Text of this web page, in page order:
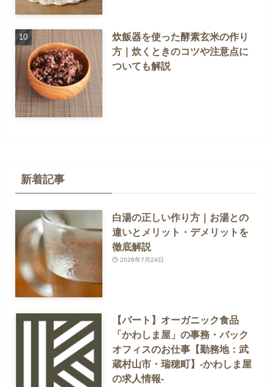
炊飯器を使った酵素玄米の作り
方｜炊くときのコツや注意点に
ついても解説
新着記事
白湯の正しい作り方｜お湯との
違いとメリット・デメリットを
徹底解説
2026年7月24日
【パート】オーガニック食品
「かわしま屋」の事務・バック
オフィスのお仕事【勤務地：武
蔵村山市・瑞穂町】-かわしま屋
の求人情報-